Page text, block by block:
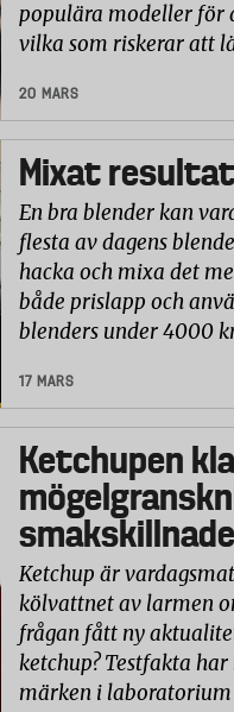
populära modeller för
vilka som riskerar att
20 MARS
Mixat
En bra blender kan
flesta av dagens
hacka och mixa det
både prislapp och
blenders under 4000
17 MARS
Ketchupen
Ketchup är
kölvattnet av larmen
frågan fått ny
ketchup? Testfakta
märken i